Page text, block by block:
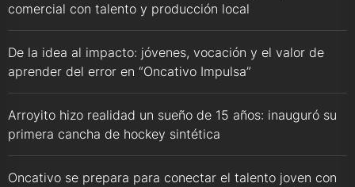
comercial con talento y producción local
De la idea al impacto: jóvenes, vocación y el valor de
aprender del error en “Oncativo Impulsa”
Arroyito hizo realidad un sueño de 15 años: inauguró su
primera cancha de hockey sintética
Oncativo se prepara para conectar el talento joven con